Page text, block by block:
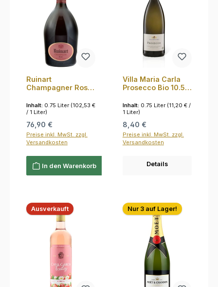
Ruinart
Champagner Rosé
Inhalt: 0.75 Liter (102,53 €
/ 1 Liter)
Regulärer Preis:
76,90 €
Preise inkl. MwSt. zzgl.
Versandkosten
In den Warenkorb
Villa Maria Carla
Prosecco Bio 10.5%
Inhalt: 0.75 Liter (11,20 € /
1 Liter)
Regulärer Preis:
8,40 €
Preise inkl. MwSt. zzgl.
Versandkosten
Details
Ausverkauft Nur 3 auf Lager!